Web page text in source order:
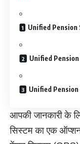
Unified Pension
Unified Pension
Unified Pension
आपकी जानकारी के
सिस्टम का एक